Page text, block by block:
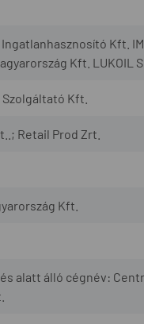
Kft.
Kft. LUKOIL
Kft.
Retail Prod Zrt.
Kft.
alatt álló cégnév: